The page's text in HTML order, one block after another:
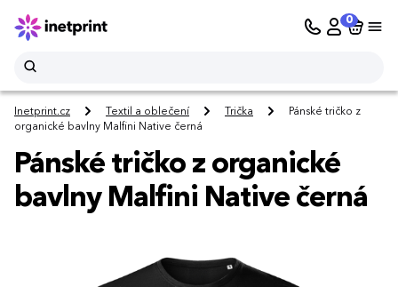
0
Inetprint.cz Textil a oblečení Trička
Pánské tričko z
organické bavlny Malfini Native černá
Pánské tričko z organické
bavlny Malfini Native černá